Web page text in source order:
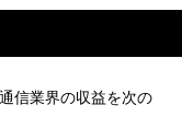
信業界の収益を次の